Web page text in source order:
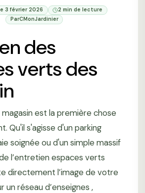
3 février 2026
2 min de lecture
ParCMonJardinier
des
verts des
magasin est la première chose
Qu'il s'agisse d'un parking
soignée ou d'un simple massif
l’entretien espaces verts
directement l’image de votre
un réseau d’enseignes ,